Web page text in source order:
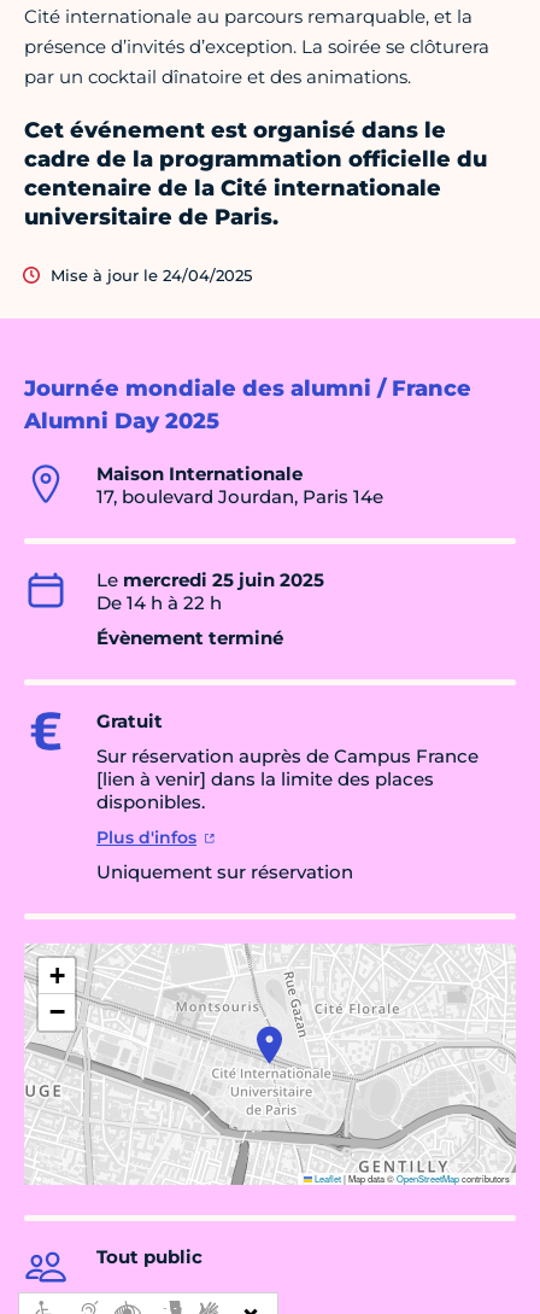
Journée mondiale des alumni / France
Alumni Day 2025
Maison Internationale
17, boulevard Jourdan, Paris 14e
Le mercredi 25 juin 2025
De 14 h à 22 h
Évènement terminé
Gratuit
Sur réservation auprès de Campus France
[lien à venir] dans la limite des places
disponibles.
Plus d'infos
Uniquement sur réservation
+
−
Leaflet|Map data ©OpenStreetMapcontributors
Tout public
Cité internationale au parcours remarquable, et la
présence d’invités d’exception. La soirée se clôturera
par un cocktail dînatoire et des animations.
Cet événement est organisé dans le
cadre de la programmation officielle du
centenaire de la Cité internationale
universitaire de Paris.
Mise à jour le 24/04/2025